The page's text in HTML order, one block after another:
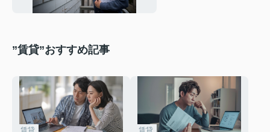
”賃貸”おすすめ記事
賃貸 賃貸